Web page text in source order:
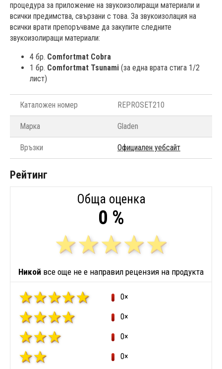
процедура за приложение на звукоизолиращи материали и
всички предимства, свързани с това. За звукоизолация на
всички врати препоръчваме да закупите следните
звукоизолиращи материали:
4 бр. Comfortmat Cobra
1 бр. Comfortmat Tsunami (за една врата стига 1/2
лист)
Каталожен номер REPROSET210
Марка Gladen
Връзки Официален уебсайт
Рейтинг
Обща оценка
0 %
Никой все още не е направил рецензия на продукта
0×
0×
0×
0×